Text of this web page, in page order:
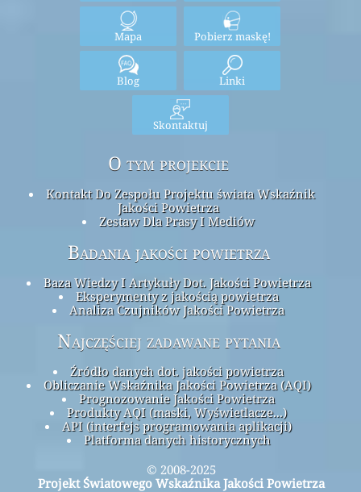
Mapa Pobierz maskę!
Blog Linki
Skontaktuj
O tym projekcie
Kontakt Do Zespołu Projektu świata Wskaźnik
Jakości Powietrza
Zestaw Dla Prasy I Mediów
Badania jakości powietrza
Baza Wiedzy I Artykuły Dot. Jakości Powietrza
Eksperymenty z jakością powietrza
Analiza Czujników Jakości Powietrza
Najczęściej zadawane pytania
Źródło danych dot. jakości powietrza
Obliczanie Wskaźnika Jakości Powietrza (AQI)
Prognozowanie Jakości Powietrza
Produkty AQI (maski, Wyświetlacze...)
API (interfejs programowania aplikacji)
Platforma danych historycznych
© 2008-2025
Projekt Światowego Wskaźnika Jakości Powietrza